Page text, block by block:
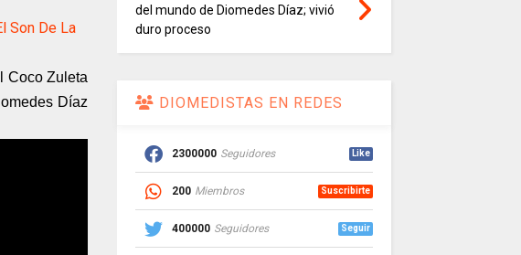
Son De La
Coco Zuleta
Díaz
del mundo de Diomedes Díaz; vivió
duro proceso
DIOMEDISTAS EN REDES
2300000 Seguidores Like
200 Miembros Suscribirte
400000 Seguidores Seguir